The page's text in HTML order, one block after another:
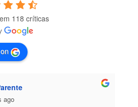
118 críticas
ago